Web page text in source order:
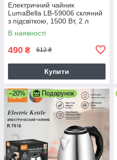
Електричний чайник
LumaBella LB-59006 скляний
з підсвіткою, 1500 Вт, 2 л
В наявності
490 ₴ 612 ₴
Купити
–20% Подарунок